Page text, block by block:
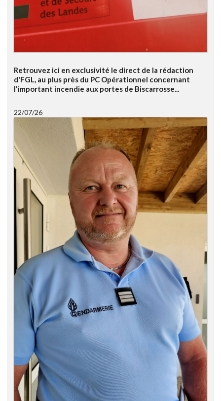
Retrouvez ici en exclusivité le direct de la rédaction
d'FGL, au plus près du PC Opérationnel concernant
l'important incendie aux portes de Biscarrosse...
22/07/26